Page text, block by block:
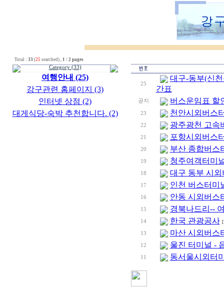
Total : 33 (25 searched) , 1 / 2 pages
Category (33)
여행안내 (25)
강구관련 홈페이지 (3)
인터넷 상점 (2)
대게식당-숙박 추천합니다. (2)
25
대구-동부(신
간표
공지 버스운임표 할
23 천안시외버스
22 광주광천 고속
21 포항시외버스
20 부산 종합버스
19 청주여객터미
18 대구 동부 시
17 인천 버스터미
16 안동 시외버스
15 경북나드리--
14 한국 관광공사
13 마산 시외버스
12 울진 터미널 -
11 동서울시외터